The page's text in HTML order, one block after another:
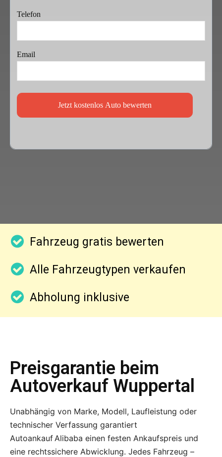
Telefon
Email
Jetzt kostenlos Auto bewerten
Fahrzeug gratis bewerten
Alle Fahrzeugtypen verkaufen
Abholung inklusive
Preisgarantie beim
Autoverkauf Wuppertal
Unabhängig von Marke, Modell, Laufleistung oder
technischer Verfassung garantiert
Autoankauf Alibaba einen festen Ankaufspreis und
eine rechtssichere Abwicklung. Jedes Fahrzeug –